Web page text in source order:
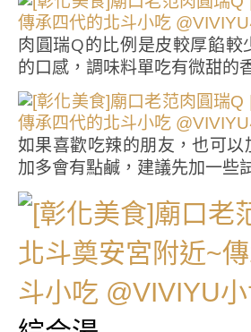
肉圓瑞Q的比例是皮較厚餡較
的口感，調味料單吃有微甜的
如果喜歡吃辣的朋友，也可
加多會有點鹹，建議先加一些